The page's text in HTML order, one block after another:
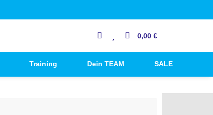
0,00 €
Training Dein TEAM SALE